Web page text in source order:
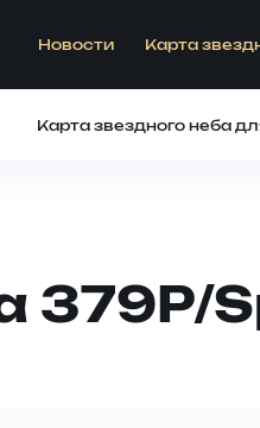
Новости Карта
Карта звездного неба
379P/